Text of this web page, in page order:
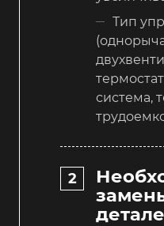
Тип
система,